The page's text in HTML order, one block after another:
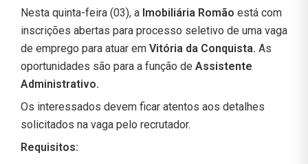
Nesta quinta-feira (03), a Imobiliária Romão está com
inscrições abertas para processo seletivo de uma vaga
de emprego para atuar em Vitória da Conquista. As
oportunidades são para a função de Assistente
Administrativo.
Os interessados devem ficar atentos aos detalhes
solicitados na vaga pelo recrutador.
Requisitos: